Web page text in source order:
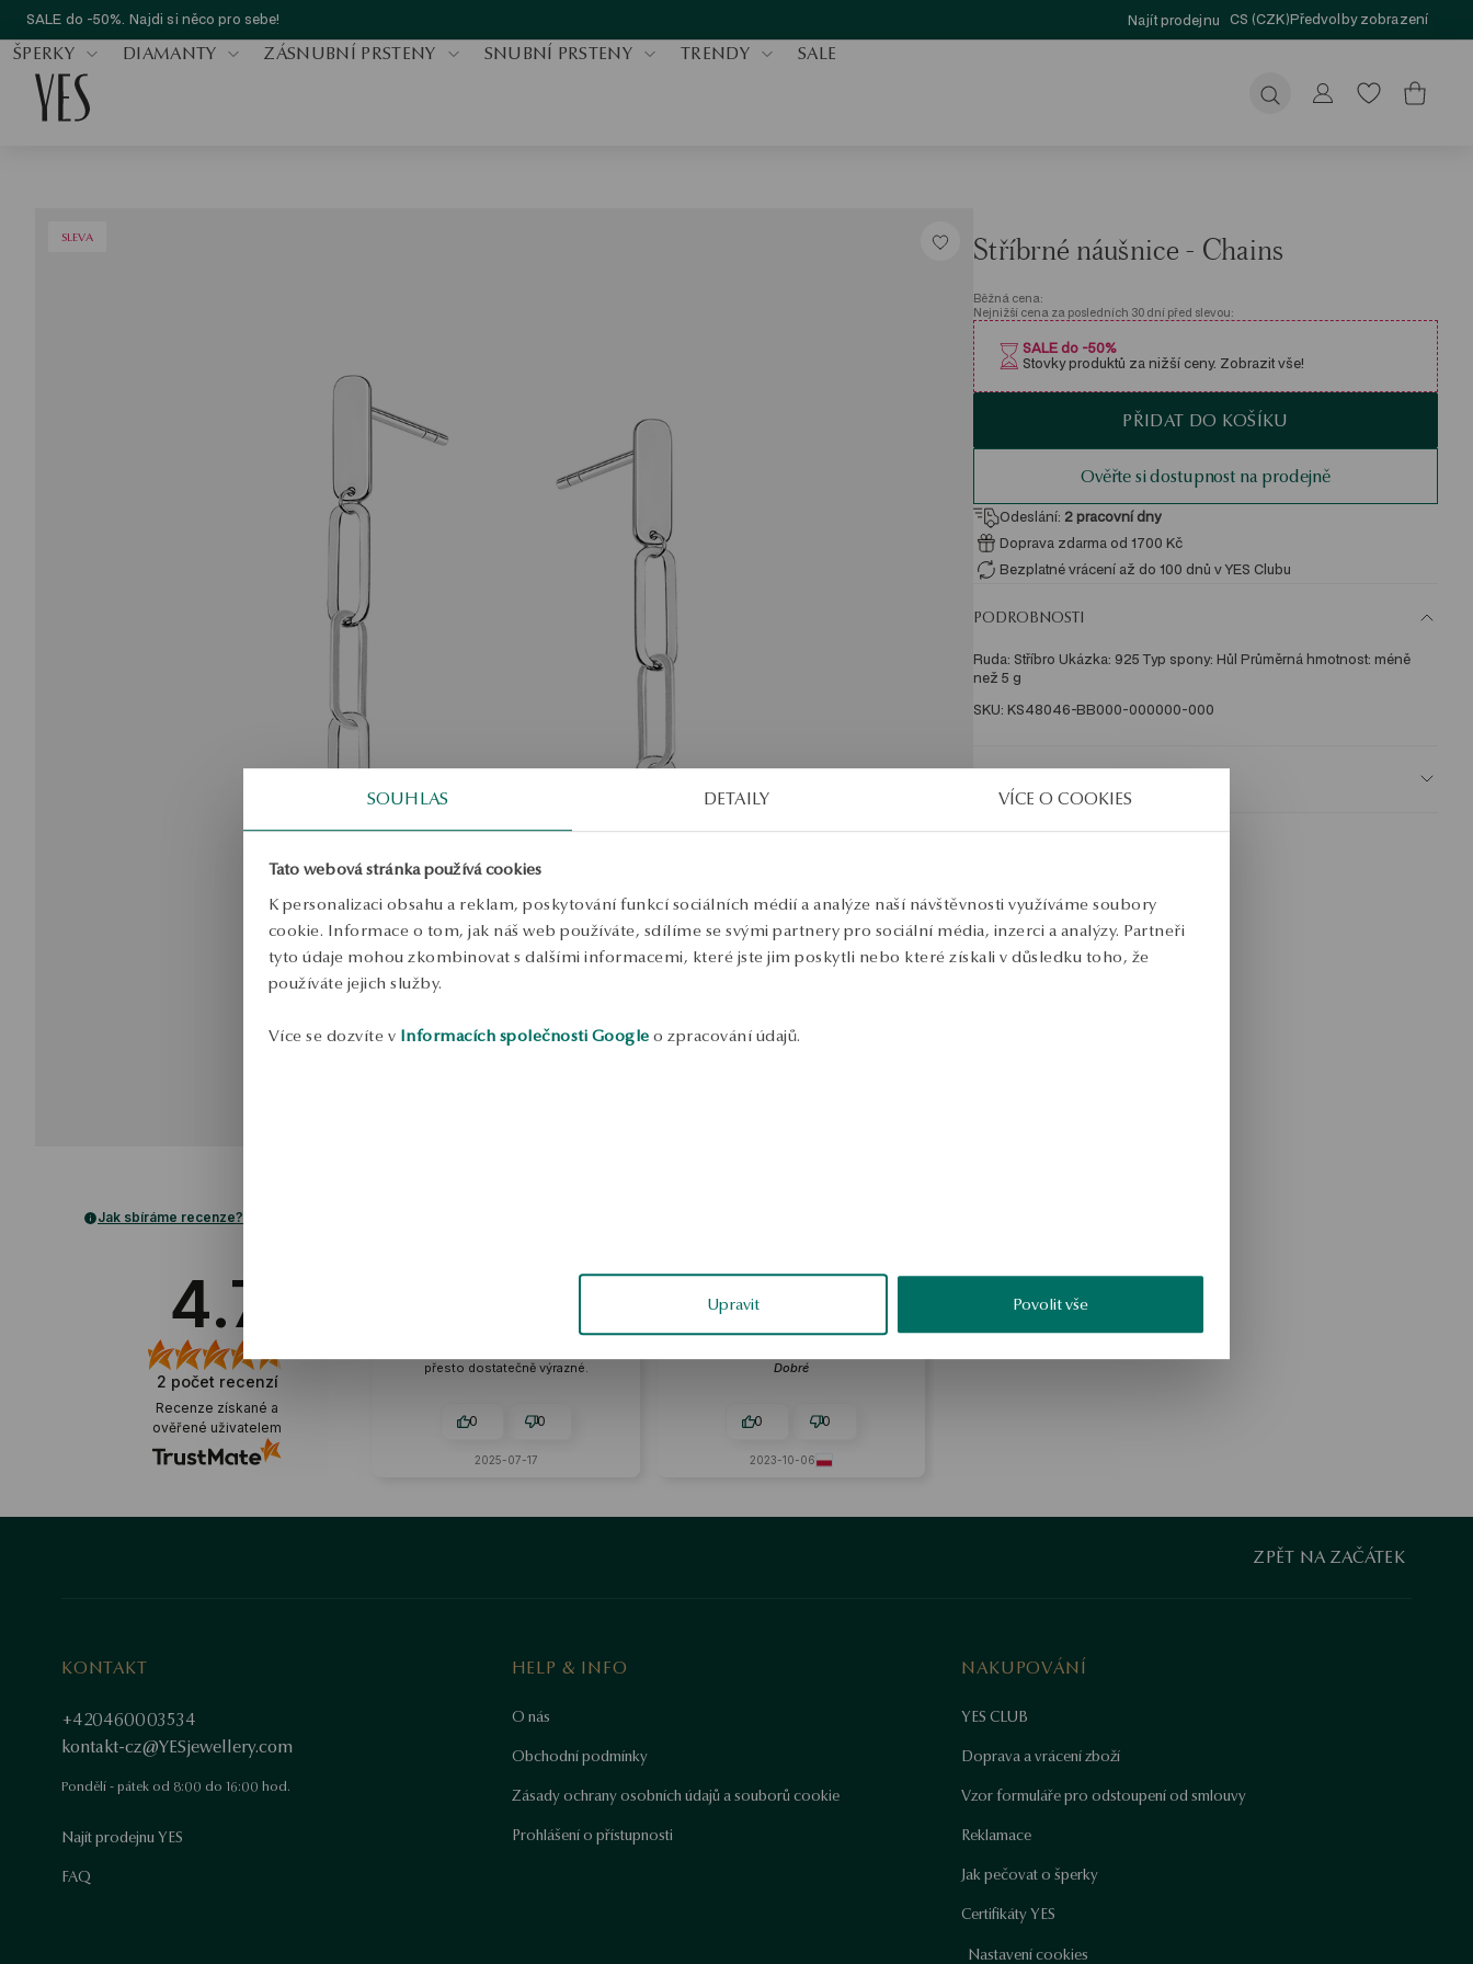
SOUHLAS DETAILY VÍCE O COOKIES
Tato webová stránka používá cookies
K personalizaci obsahu a reklam, poskytování funkcí sociálních médií a analýze naší návštěvnosti využíváme soubory
cookie. Informace o tom, jak náš web používáte, sdílíme se svými partnery pro sociální média, inzerci a analýzy. Partneři
tyto údaje mohou zkombinovat s dalšími informacemi, které jste jim poskytli nebo které získali v důsledku toho, že
používáte jejich služby.
Více se dozvíte v Informacích společnosti Google o zpracování údajů.
Upravit Povolit vše
SALE do -50%. Najdi si něco pro sebe! Najít prodejnu CS (CZK)Předvolby zobrazení
ŠPERKY DIAMANTY ZÁSNUBNÍ PRSTENY SNUBNÍ PRSTENY TRENDY SALE
Odeslat
SLEVA Stříbrné náušnice - Chains
Běžná cena:
Nejnižší cena za posledních 30 dní před slevou:
SALE do -50%
Stovky produktů za nižší ceny. Zobrazit vše!
PŘIDAT DO KOŠÍKU
Ověřte si dostupnost na prodejně
Odeslání: 2 pracovní dny
Doprava zdarma od 1700 Kč
Bezplatné vrácení až do 100 dnů v YES Clubu
PODROBNOSTI
Ruda: Stříbro Ukázka: 925 Typ spony: Hůl Průměrná hmotnost: méně
než 5 g
SKU: KS48046-BB000-000000-000
Jak sbíráme recenze?
4.7
2 počet recenzí
Recenze získané a
ověřené uživatelem
přesto dostatečně výrazné.
0 0
2025-07-17
Natalia
Dobré
0 0
2023-10-06
ZPĚT NA ZAČÁTEK
KONTAKT
+420460003534
kontakt-cz@YESjewellery.com
Pondělí - pátek od 8:00 do 16:00 hod.
Najít prodejnu YES
FAQ
HELP & INFO
O nás
Obchodní podmínky
Zásady ochrany osobních údajů a souborů cookie
Prohlášení o přístupnosti
NAKUPOVÁNÍ
YES CLUB
Doprava a vrácení zboží
Vzor formuláře pro odstoupení od smlouvy
Reklamace
Jak pečovat o šperky
Certifikáty YES
Nastavení cookies